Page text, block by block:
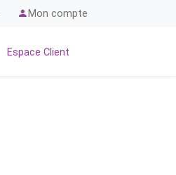
Mon compte
Espace Client